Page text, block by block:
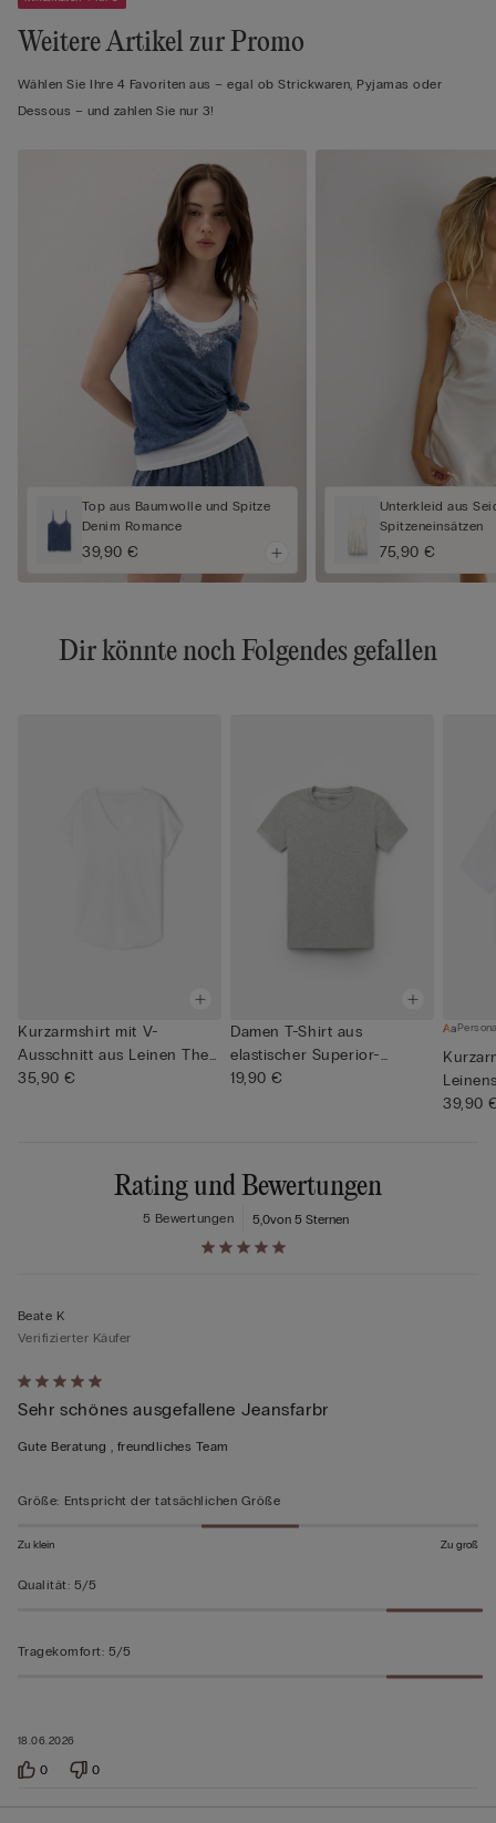
Weitere Artikel zur Promo
Wählen Sie Ihre 4 Favoriten aus – egal ob Strickwaren, Pyjamas oder
Dessous – und zahlen Sie nur 3!
Top aus Baumwolle und Spitze
Denim Romance
39,90 €
Unterkleid aus
Spitzeneinsätzen
75,90 €
Dir könnte noch Folgendes gefallen
Kurzarmshirt mit V-
Ausschnitt aus Leinen The
Pure ...
35,90 €
Damen T-Shirt aus
elastischer Superior-
Baumwolle
19,90 €
39,90
Rating und Bewertungen
5,0von 5 Sternen
5 Bewertungen
Mit
5
von
bewertet
18.06.2026
Beate K
Verifizierter Käufer
Sehr schönes ausgefallene Jeansfarbr
Gute Beratung , freundliches Team
Größe: Entspricht der tatsächlichen Größe
Zu klein Zu groß
Qualität: 5/5
Tragekomfort: 5/5
0 0